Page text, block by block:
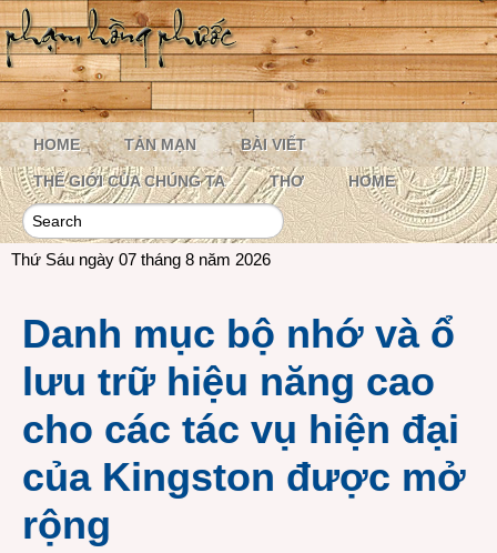
HOME TẢN MẠN BÀI VIẾT
THẾ GIỚI CỦA CHÚNG TA THƠ HOME
Thứ Sáu ngày 07 tháng 8 năm 2026
Danh mục bộ nhớ và ổ
lưu trữ hiệu năng cao
cho các tác vụ hiện đại
của Kingston được mở
rộng